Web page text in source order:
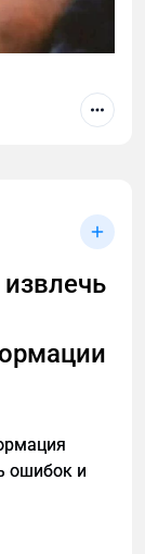
и сайт,
просто
И это
ошибок и